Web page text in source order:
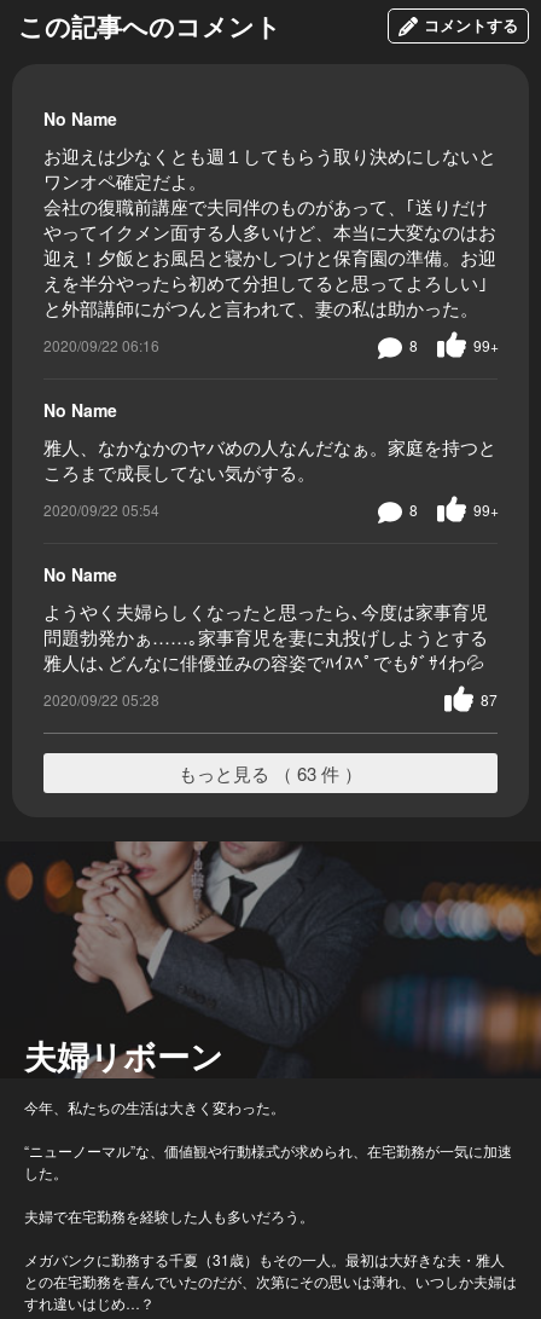
この記事へのコメント コメントする
No Name
お迎えは少なくとも週１してもらう取り決めにしないと
ワンオペ確定だよ。
会社の復職前講座で夫同伴のものがあって、｢送りだけ
やってイクメン面する人多いけど、本当に大変なのはお
迎え！夕飯とお風呂と寝かしつけと保育園の準備。お迎
えを半分やったら初めて分担してると思ってよろしい｣
と外部講師にがつんと言われて、妻の私は助かった。
2020/09/22 06:16 99+
8
No Name
雅人、なかなかのヤバめの人なんだなぁ。家庭を持つと
ころまで成長してない気がする。
2020/09/22 05:54 99+
8
No Name
ようやく夫婦らしくなったと思ったら､今度は家事育児
問題勃発かぁ……｡家事育児を妻に丸投げしようとする
雅人は､どんなに俳優並みの容姿でﾊｲｽﾍﾟでもﾀﾞｻｲわ💦
2020/09/22 05:28 87
もっと見る （ 63 件 ）
夫婦リボーン
今年、私たちの生活は大きく変わった。
“ニューノーマル”な、価値観や行動様式が求められ、在宅勤務が一気に加速
した。
夫婦で在宅勤務を経験した人も多いだろう。
メガバンクに勤務する千夏（31歳）もその一人。最初は大好きな夫・雅人
との在宅勤務を喜んでいたのだが、次第にその思いは薄れ、いつしか夫婦は
すれ違いはじめ…？